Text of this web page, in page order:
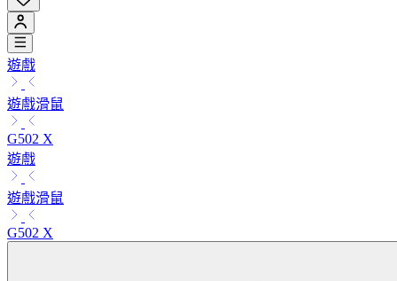
遊戲
遊戲滑鼠
G502 X
遊戲
遊戲滑鼠
G502 X